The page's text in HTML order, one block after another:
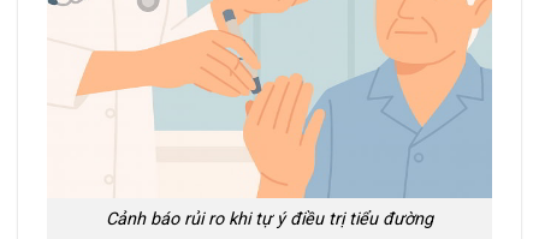
Cảnh báo rủi ro khi tự ý điều trị tiểu đường